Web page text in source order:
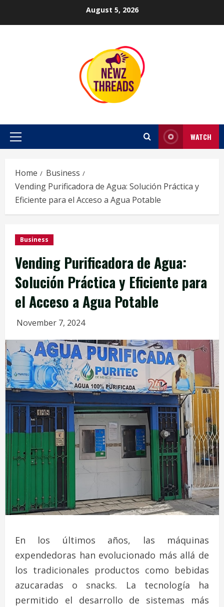
August 5, 2026
Primary
WATCH
Home
Business
Vending Purificadora de Agua: Solución Práctica y
Eficiente para el Acceso a Agua Potable
Business
Vending Purificadora de Agua:
Solución Práctica y Eficiente para
el Acceso a Agua Potable
November 7, 2024
En los últimos años, las máquinas
expendedoras han evolucionado más allá de
los tradicionales productos como bebidas
azucaradas o snacks. La tecnología ha
permitido el desarrollo de sistemas más